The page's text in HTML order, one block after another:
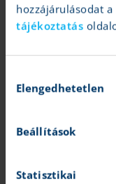
hozzájárulásodat a
tájékoztatás
kiválasztása
Elengedhetetlen
Beállítások
Statisztikai